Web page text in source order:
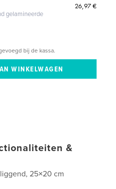
gelamineerde
26,97 €
bij de kassa.
&
25×20 cm